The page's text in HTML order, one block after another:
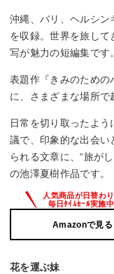
沖縄、バリ、ヘルシ
を収録。世界を旅し
写が魅力の短編集です。
表題作『きみのための
に、さまざまな場所で
日常を切り取ったよ
議で、印象的な出会い
られる文章に、“旅が
の池澤夏樹作品です。
Amazonで見る
花を運ぶ妹